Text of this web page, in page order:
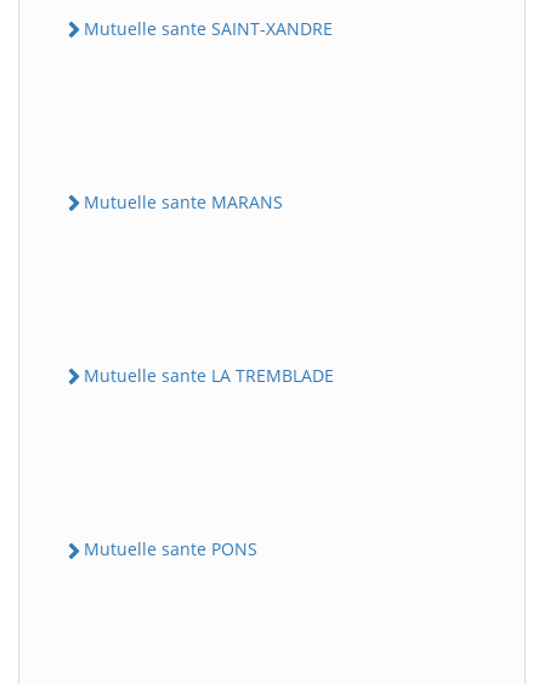
Mutuelle sante SAINT-XANDRE
Mutuelle sante MARANS
Mutuelle sante LA TREMBLADE
Mutuelle sante PONS